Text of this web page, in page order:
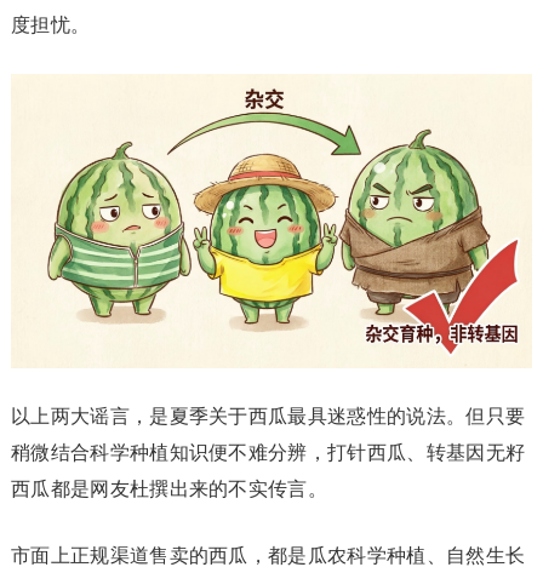
度担忧。
以上两大谣言，是夏季关于西瓜最具迷惑性的说法。但只要
稍微结合科学种植知识便不难分辨，打针西瓜、转基因无籽
西瓜都是网友杜撰出来的不实传言。
市面上正规渠道售卖的西瓜，都是瓜农科学种植、自然生长